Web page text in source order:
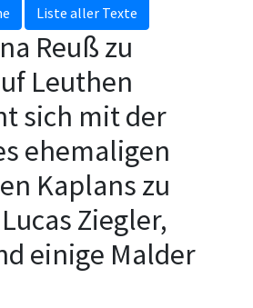
Liste aller Texte
Reuß zu
Leuthen
sich mit der
ehemaligen
Kaplans zu
Ziegler,
einige Malder